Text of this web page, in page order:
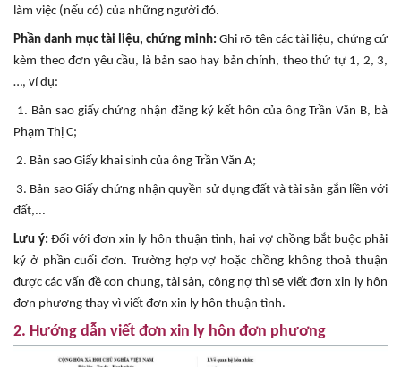
làm việc (nếu có) của những người đó.
Phần danh mục tài liệu, chứng minh: Ghi rõ tên các tài liệu, chứng cứ
kèm theo đơn yêu cầu, là bản sao hay bản chính, theo thứ tự 1, 2, 3,
…, ví dụ:
1. Bản sao giấy chứng nhận đăng ký kết hôn của ông Trần Văn B, bà
Phạm Thị C;
2. Bản sao Giấy khai sinh của ông Trần Văn A;
3. Bản sao Giấy chứng nhận quyền sử dụng đất và tài sản gắn liền với
đất,...
Lưu ý: Đối với đơn xin ly hôn thuận tình, hai vợ chồng bắt buộc phải
ký ở phần cuối đơn. Trường hợp vợ hoặc chồng không thoả thuận
được các vấn đề con chung, tài sản, công nợ thì sẽ viết đơn xin ly hôn
đơn phương thay vì viết đơn xin ly hôn thuận tình.
2. Hướng dẫn viết đơn xin ly hôn đơn phương